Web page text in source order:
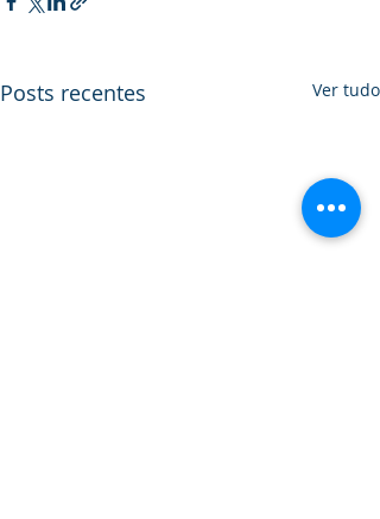
Posts recentes Ver tudo